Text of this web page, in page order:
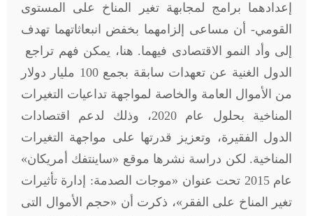
إعدادهما برامج لمجابهة تغير المناخ على المستوى
القومي- أن مساعى إلزامهما بخفض انبعاثاتهما تهدف
إلى وأد النمو الاقتصادى فيهما. هنا، يمكن فهم تراجع
الدول الغنية عن تعهدات سابقة بجمع 100 مليار دولار
من الأموال العامة والخاصة لمواجهة تداعيات التغيرات
المناخية بحلول عام 2020، وذلك لدعم اقتصادات
الدول الفقيرة، وتعزيز قدرتها على مواجهة التغيرات
المناخية. لكن دراسة نشرها موقع «ساينتفك أمريكان»
عام 2015 تحت عنوان «موجات الصدمة: إدارة تأثيرات
تغير المناخ على الفقر»، ذكرت أن «حجم الأموال التى